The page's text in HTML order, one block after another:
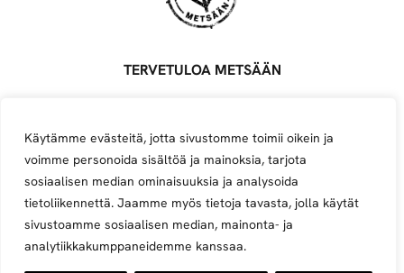
Käytämme evästeitä, jotta sivustomme toimii oikein ja
voimme personoida sisältöä ja mainoksia, tarjota
sosiaalisen median ominaisuuksia ja analysoida
tietoliikennettä. Jaamme myös tietoja tavasta, jolla käytät
sivustoamme sosiaalisen median, mainonta- ja
analytiikkakumppaneidemme kanssaa.
TERVETULOA METSÄÄN
kiinnostuneet.
Avoimet työpaikat
Ilmoita työpaikka Ilmoita yritys
InstagramFacebook YouTube